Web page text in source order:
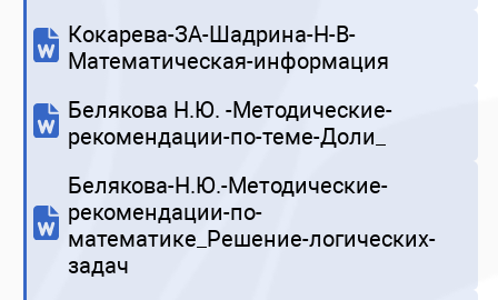
Кокарева-ЗА-Шадрина-Н-В-
Математическая-информация
Белякова Н.Ю. -Методические-
рекомендации-по-теме-Доли_
Белякова-Н.Ю.-Методические-
рекомендации-по-
математике_Решение-логических-
задач